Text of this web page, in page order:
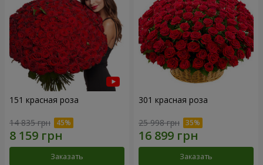
151 красная роза
14 835 грн
Заказать
301 красная роза
25 998 грн
Заказать